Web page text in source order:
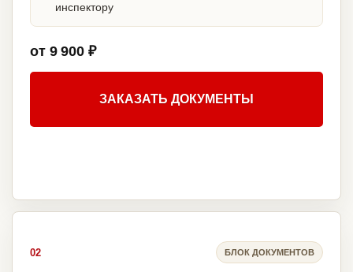
инспектору
от 9 900 ₽
ЗАКАЗАТЬ ДОКУМЕНТЫ
02 БЛОК ДОКУМЕНТОВ